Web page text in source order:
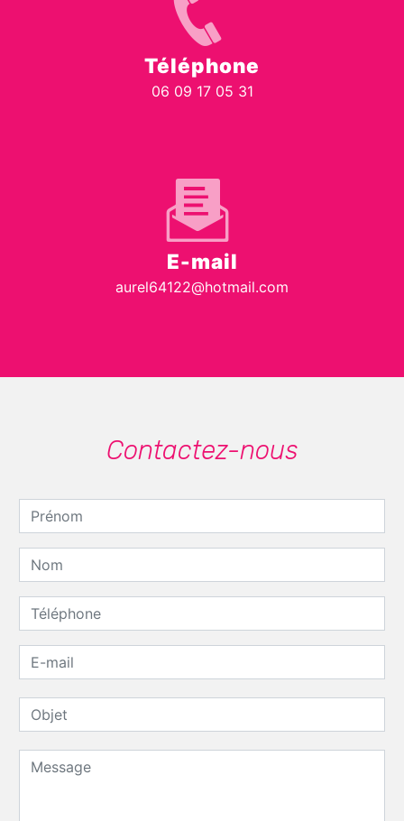
Téléphone
06 09 17 05 31
E-mail
aurel64122@hotmail.com
Contactez-nous